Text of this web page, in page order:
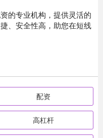
的专业机构，提供灵活的
、安全性高，助您在短线
配资
高杠杆